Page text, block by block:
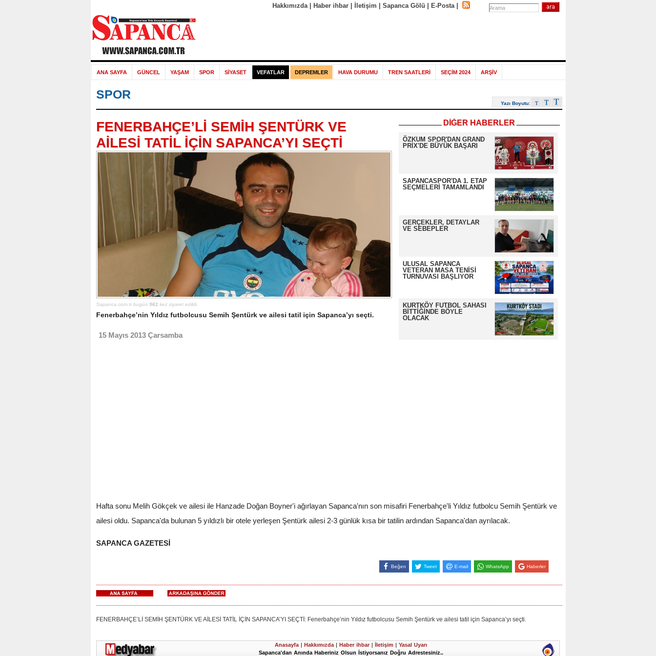
Hakkımızda| Haber ihbar| İletişim Sapanca Gölü E-Posta|
ANA SAYFA GÜNCEL YAŞAM SPOR SİYASET VEFATLAR DEPREMLER HAVA DURUMU TREN SAATLERİ SEÇİM 2024 ARŞİV
SPOR
Yazı Boyutu:
DİĞER HABERLER
ÖZKUM SPOR'DAN GRAND
PRİX'DE BÜYÜK BAŞARI
SAPANCASPOR'DA 1. ETAP
SEÇMELERİ TAMAMLANDI
GERÇEKLER, DETAYLAR
VE SEBEPLER
ULUSAL SAPANCA
VETERAN MASA TENİSİ
TURNUVASI BAŞLIYOR
KURTKÖY FUTBOL SAHASI
BİTTİĞİNDE BÖYLE
OLACAK
FENERBAHÇE’Lİ SEMİH ŞENTÜRK VE
AİLESİ TATİL İÇİN SAPANCA’YI SEÇTİ
Sapanca.com.tr bugün 961 kez ziyaret edildi.
Fenerbahçe’nin Yıldız futbolcusu Semih Şentürk ve ailesi tatil için Sapanca’yı seçti.
15 Mayıs 2013 Çarsamba
Hafta sonu Melih Gökçek ve ailesi ile Hanzade Doğan Boyner'i ağırlayan Sapanca'nın son misafiri Fenerbahçe'li Yıldız futbolcu Semih Şentürk ve
ailesi oldu. Sapanca'da bulunan 5 yıldızlı bir otele yerleşen Şentürk ailesi 2-3 günlük kısa bir tatilin ardından Sapanca'dan ayrılacak.
SAPANCA GAZETESİ
Beğen Tweet E-mail WhatsApp Haberler
FENERBAHÇE’Lİ SEMİH ŞENTÜRK VE AİLESİ TATİL İÇİN SAPANCA’YI SEÇTİ: Fenerbahçe’nin Yıldız futbolcusu Semih Şentürk ve ailesi tatil için Sapanca’yı seçti.
Anasayfa | Hakkımızda | Haber ihbar | İletişim | Yasal Uyarı
Sapanca'dan Anında Haberiniz Olsun İstiyorsanız Doğru Adrestesiniz..